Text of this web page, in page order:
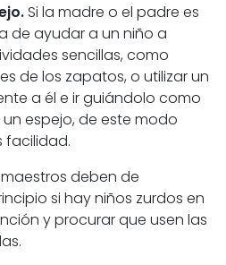
Si la madre o el padre es
de ayudar a un niño a
sencillas, como
de los zapatos, o utilizar un
a él e ir guiándolo como
espejo, de este modo
facilidad.
maestros deben de
si hay niños zurdos en
y procurar que usen las